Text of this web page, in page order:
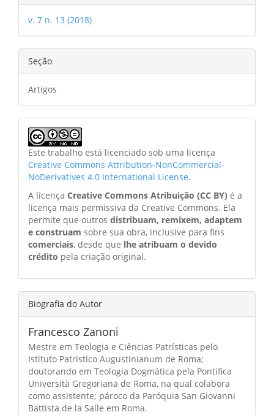
v. 7 n. 13 (2018)
Seção
Artigos
Este trabalho está licenciado sob uma licença
Creative Commons Attribution-NonCommercial-
NoDerivatives 4.0 International License.
A licença Creative Commons Atribuição (CC BY) é a
licença mais permissiva da Creative Commons. Ela
permite que outros distribuam, remixem, adaptem
e construam sobre sua obra, inclusive para fins
comerciais, desde que lhe atribuam o devido
crédito pela criação original.
Biografia do Autor
Francesco Zanoni
Mestre em Teologia e Ciências Patrísticas pelo
Istituto Patristico Augustinianum de Roma;
doutorando em Teologia Dogmática pela Pontifica
Università Gregoriana de Roma, na qual colabora
como assistente; pároco da Paróquia San Giovanni
Battista de la Salle em Roma.